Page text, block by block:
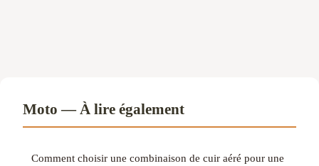
Moto — À lire également
Comment choisir une combinaison de cuir aéré pour une